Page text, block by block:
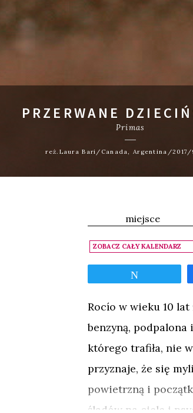
PRZERWANE
Primas
reż.Laura Bari/Canada, Argentina/2017/
miejsce
ZOBACZ CAŁY KALENDARZ
Rocío w wieku 10
benzyną, podpalona
którego trafiła, nie
przyznaje, że się
powietrzną i
śladów na ciele i